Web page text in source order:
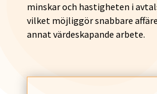
minskar och hastigheten i
vilket möjliggör snabbare
annat värdeskapande arbete.